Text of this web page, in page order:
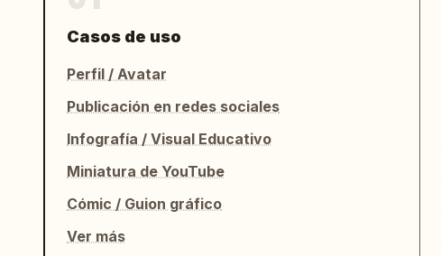
Casos de uso
Perfil / Avatar
Publicación en redes sociales
Infografía / Visual Educativo
Miniatura de YouTube
Cómic / Guion gráfico
Ver más